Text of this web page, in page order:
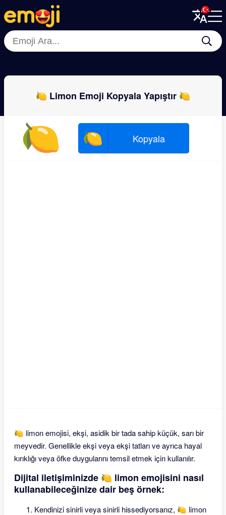
Menu
Close
Menu
Close
🍋 Limon Emoji Kopyala Yapıştır 🍋
🍋 🍋 Kopyala
🍋 limon emojisi, ekşi, asidik bir tada sahip küçük, sarı bir
meyvedir. Genellikle ekşi veya ekşi tatları ve ayrıca hayal
kırıklığı veya öfke duygularını temsil etmek için kullanılır.
Dijital iletişiminizde 🍋 limon emojisini nasıl
kullanabileceğinize dair beş örnek:
Kendinizi sinirli veya sinirli hissediyorsanız, 🍋 limon